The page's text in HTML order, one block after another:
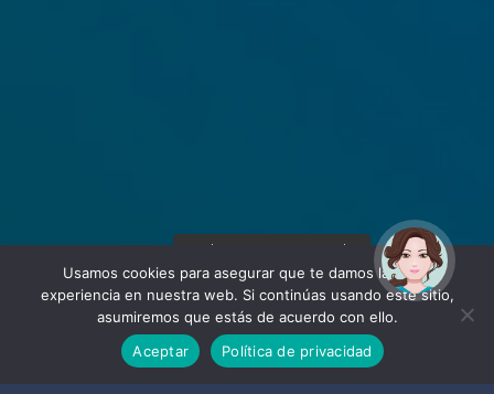
Usamos cookies para asegurar que te damos la mejor
experiencia en nuestra web. Si continúas usando este sitio,
asumiremos que estás de acuerdo con ello.
Aceptar
Política de privacidad
¡Hola! Soy Noy. ¿Puedo
ayudarte?